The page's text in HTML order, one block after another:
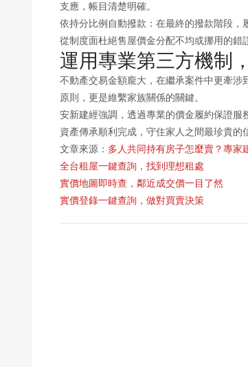
支應，帳目清楚明確。
依持分比例自動撥款：在最終的撥款階段
從制度面杜絕售屋價金分配不均或挪用的錯
運用專業第三方機制
不動產交易金額龐大，在繼承案件中更牽
原則，更是維繫家族關係的關鍵。
安新建經強調，透過專業的價金履約保證
資產傳承順利完成，守住家人之間最珍貴的
文章來源： 多人共同持有房子怎麼賣？專家
全台租屋一鍵查詢，找到理想租處
實價地圖即時查，鄰近成交價一目了然
實價登錄一鍵查詢，做對買賣決策